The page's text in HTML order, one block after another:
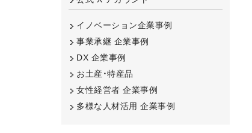
イノベーション企業事例
事業承継 企業事例
DX 企業事例
お土産・特産品
女性経営者 企業事例
多様な人材活用 企業事例